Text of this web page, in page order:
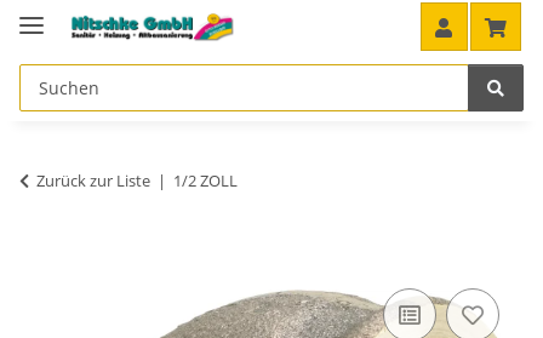
Zurück zur Liste 1/2 ZOLL